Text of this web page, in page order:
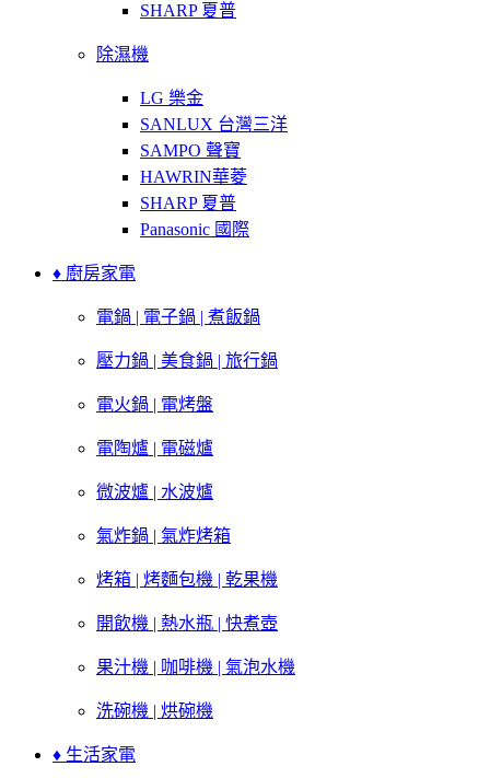
SHARP 夏普
除濕機
LG 樂金
SANLUX 台灣三洋
SAMPO 聲寶
HAWRIN華菱
SHARP 夏普
Panasonic 國際
♦ 廚房家電
電鍋 | 電子鍋 | 煮飯鍋
壓力鍋 | 美食鍋 | 旅行鍋
電火鍋 | 電烤盤
電陶爐 | 電磁爐
微波爐 | 水波爐
氣炸鍋 | 氣炸烤箱
烤箱 | 烤麵包機 | 乾果機
開飲機 | 熱水瓶 | 快煮壺
果汁機 | 咖啡機 | 氣泡水機
洗碗機 | 烘碗機
♦ 生活家電